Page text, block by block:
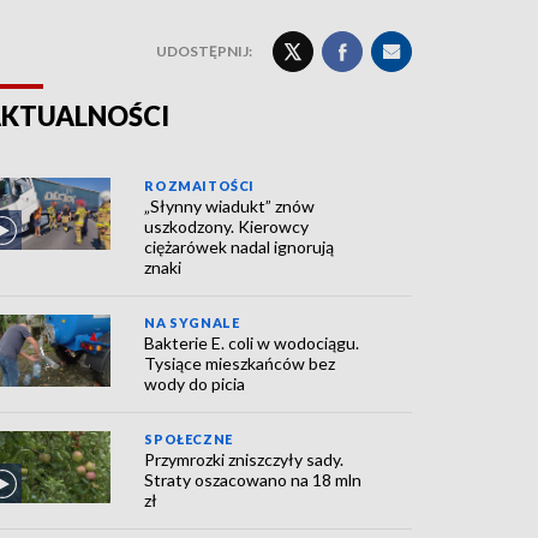
UDOSTĘPNIJ:
ROZMAITOŚCI
„Słynny wiadukt” znów
uszkodzony. Kierowcy
ciężarówek nadal ignorują
znaki
NA SYGNALE
Bakterie E. coli w wodociągu.
Tysiące mieszkańców bez
wody do picia
SPOŁECZNE
Przymrozki zniszczyły sady.
Straty oszacowano na 18 mln
zł